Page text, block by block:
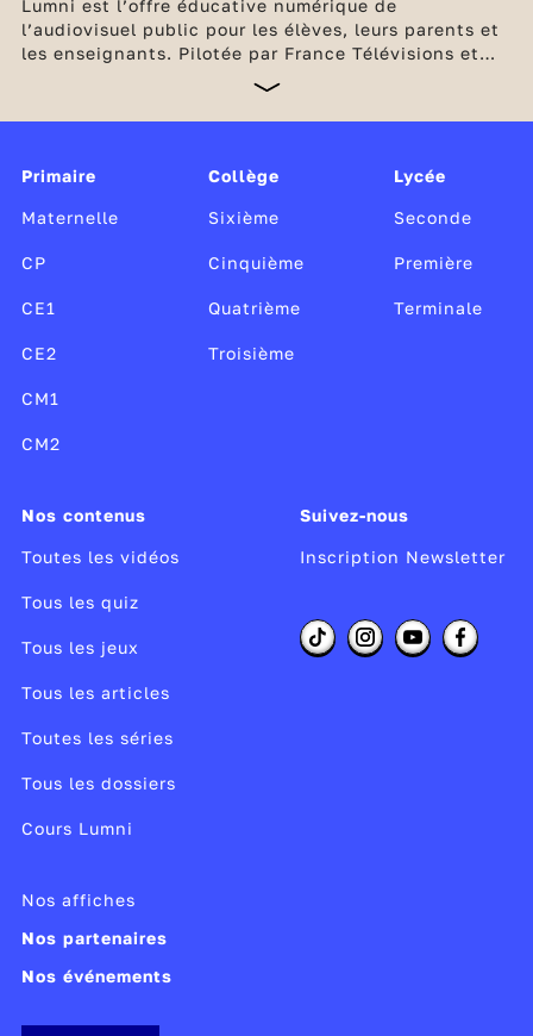
Lumni est l’offre éducative numérique de
l’audiovisuel public pour les élèves, leurs parents et
les enseignants. Pilotée par France Télévisions et
unique, gratuite et sans publicité est soutenue par le
Canopé, le CLEMI, ainsi que par le ministère de la
Primaire
Maternelle
CP
CE1
CE2
CM1
CM2
Collège
Sixième
Cinquième
Quatrième
Troisième
Lycée
Seconde
Première
Terminale
Nos contenus
Toutes les vidéos
Tous les quiz
Tous les jeux
Tous les articles
Toutes les séries
Tous les dossiers
Cours Lumni
Suivez-nous
Inscription Newsletter
Nos affiches
Nos partenaires
Nos événements